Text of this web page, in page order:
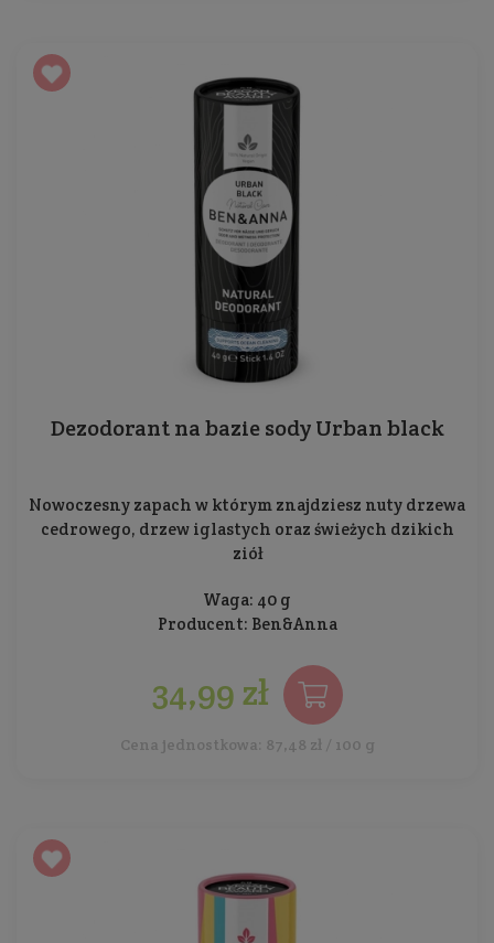
Dezodorant na bazie sody Urban black
Nowoczesny zapach w którym znajdziesz nuty drzewa
cedrowego, drzew iglastych oraz świeżych dzikich
ziół
Waga: 40 g
Producent: Ben&Anna
34,99 zł
Cena jednostkowa: 87,48 zł / 100 g